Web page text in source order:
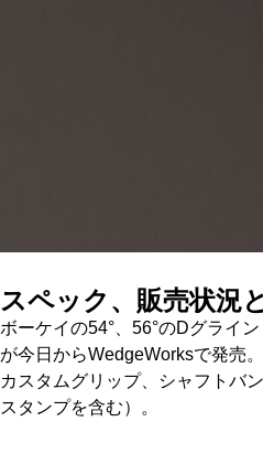
スペック、販売状況
ボーケイの54°、56°のDグライ
が今日からWedgeWorksで発売
カスタムグリップ、シャフトバ
スタンプを含む）。